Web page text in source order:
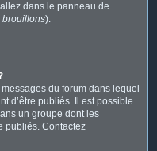
dans le panneau de
brouillons).
du forum dans lequel
d’être publiés. Il est possible
un groupe dont les
publiés. Contactez